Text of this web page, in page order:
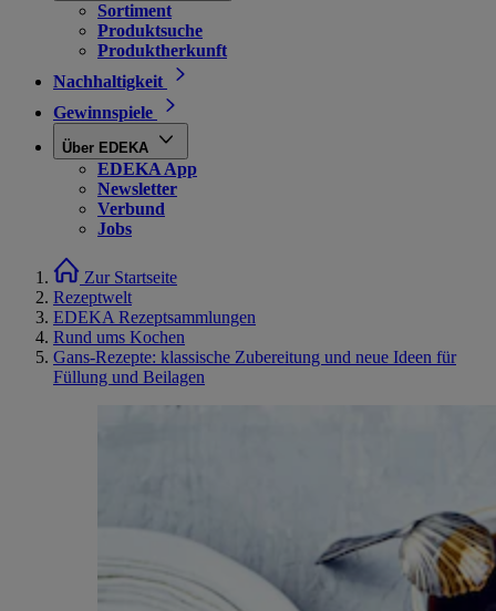
Sortiment
Produktsuche
Produktherkunft
Nachhaltigkeit
Gewinnspiele
Über EDEKA
EDEKA App
Newsletter
Verbund
Jobs
Zur Startseite
Rezeptwelt
EDEKA Rezeptsammlungen
Rund ums Kochen
Gans-Rezepte: klassische Zubereitung und neue Ideen für
Füllung und Beilagen